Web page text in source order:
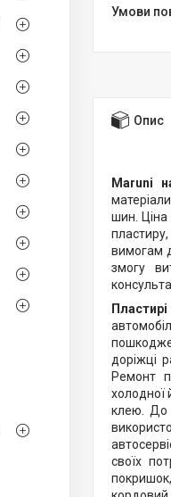
Опис
Maruni
шин. Ціна
пластиру,
вимогам
змогу
доріжці
Ремонт
холодної
клею. До
своїх